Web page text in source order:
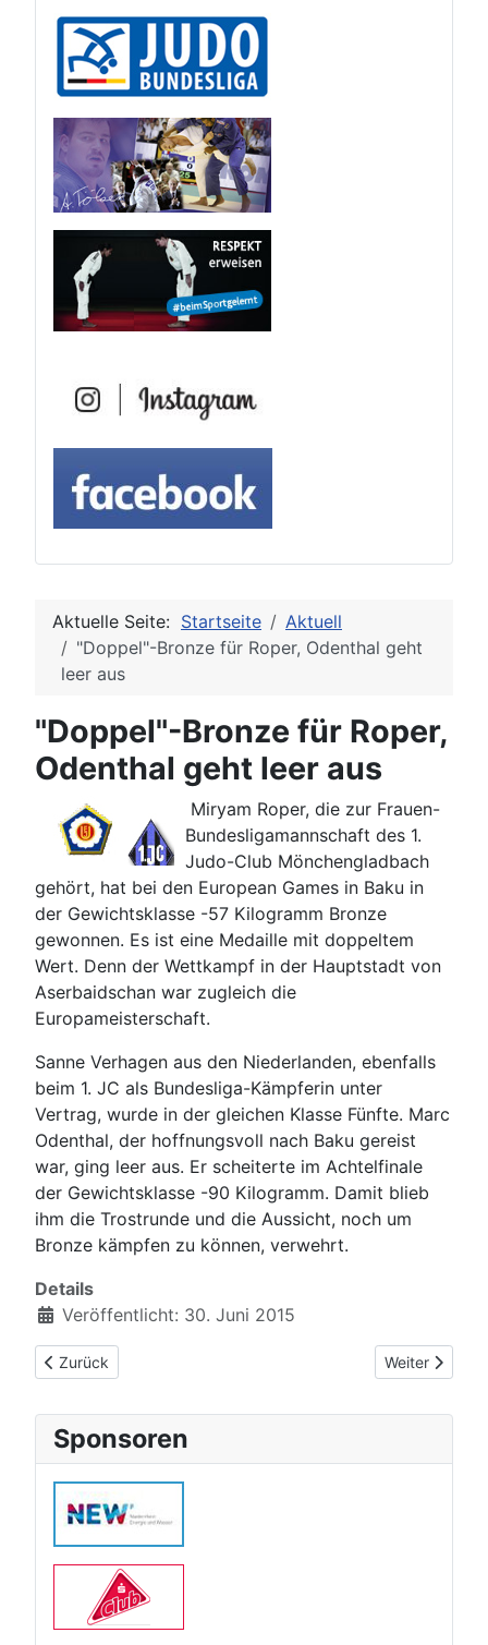
Aktuelle Seite: Startseite
Aktuell
"Doppel"-Bronze für Roper, Odenthal geht
leer aus
"Doppel"-Bronze für Roper,
Odenthal geht leer aus
Miryam Roper, die zur Frauen-
Bundesligamannschaft des 1.
Judo-Club Mönchengladbach
gehört, hat bei den European Games in Baku in
der Gewichtsklasse -57 Kilogramm Bronze
gewonnen. Es ist eine Medaille mit doppeltem
Wert. Denn der Wettkampf in der Hauptstadt von
Aserbaidschan war zugleich die
Europameisterschaft.
Sanne Verhagen aus den Niederlanden, ebenfalls
beim 1. JC als Bundesliga-Kämpferin unter
Vertrag, wurde in der gleichen Klasse Fünfte. Marc
Odenthal, der hoffnungsvoll nach Baku gereist
war, ging leer aus. Er scheiterte im Achtelfinale
der Gewichtsklasse -90 Kilogramm. Damit blieb
ihm die Trostrunde und die Aussicht, noch um
Bronze kämpfen zu können, verwehrt.
Details
Veröffentlicht: 30. Juni 2015
Vorheriger Beitrag: Achtung: neue Trainingszeiten in den
Zurück Nächster
Weiter
Sponsoren